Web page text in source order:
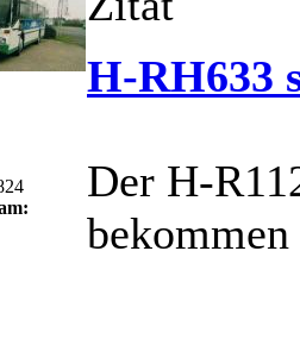
H-RH633
Der H-